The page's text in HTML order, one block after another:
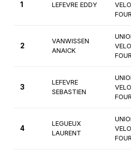
1 LEFEVRE EDDY
2
VANWISSEN
ANAICK
3
LEFEVRE
SEBASTIEN
4
LEGUEUX
LAURENT